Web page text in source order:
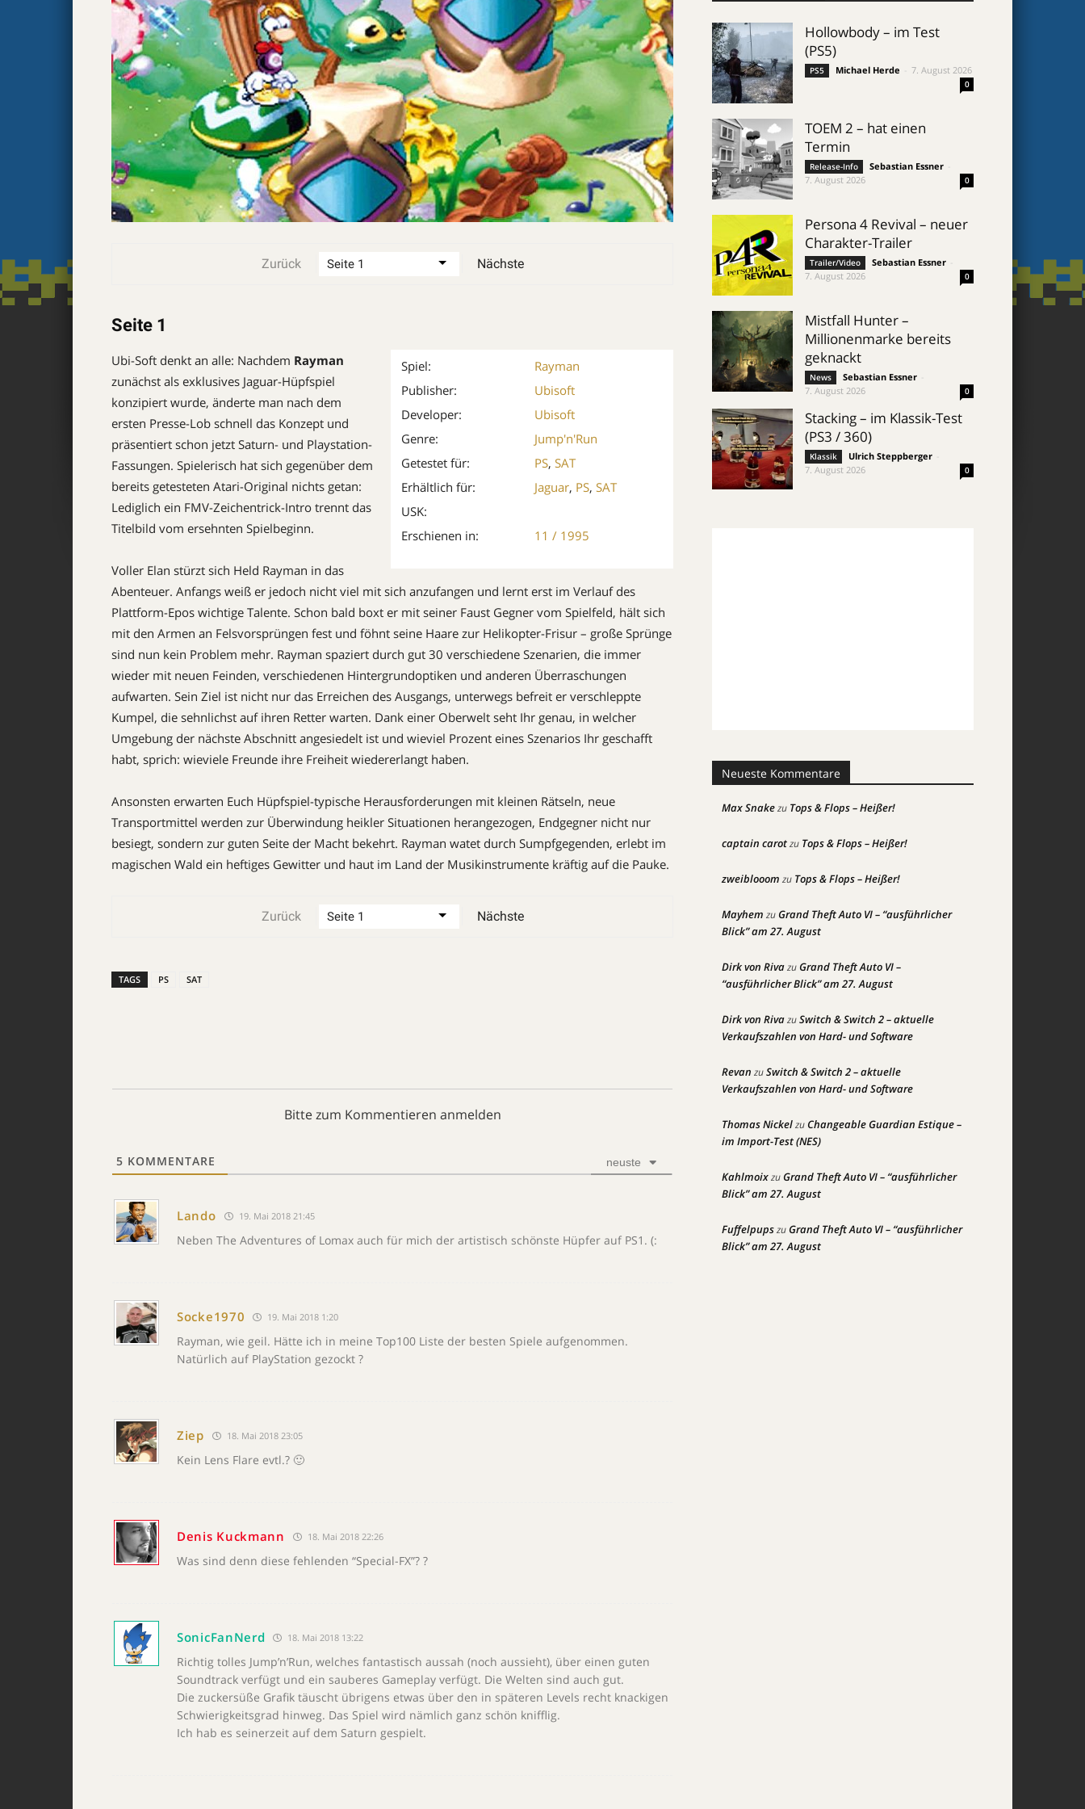
Zurück Nächste
Seite 1
Spiel:
Rayman
Publisher:
Ubisoft
Developer:
Ubisoft
Genre:
Jump'n'Run
Getestet für:
PS, SAT
Erhältlich für:
Jaguar, PS, SAT
USK:
Erschienen in:
11 / 1995
Ubi-Soft denkt an alle: Nachdem Rayman
zunächst als exklusives Jaguar-Hüpfspiel
konzipiert wurde, änderte man nach dem
ersten Presse-Lob schnell das Konzept und
präsentiert schon jetzt Saturn- und Playstation-
Fassungen. Spielerisch hat sich gegenüber dem
bereits getesteten Atari-Original nichts getan:
Lediglich ein FMV-Zeichentrick-Intro trennt das
Titelbild vom ersehnten Spielbeginn.
Voller Elan stürzt sich Held Rayman in das
Abenteuer. Anfangs weiß er jedoch nicht viel mit sich anzufangen und lernt erst im Verlauf des
Plattform-Epos wichtige Talente. Schon bald boxt er mit seiner Faust Gegner vom Spielfeld, hält sich
mit den Armen an Felsvorsprüngen fest und föhnt seine Haare zur Helikopter-Frisur – große Sprünge
sind nun kein Problem mehr. Rayman spaziert durch gut 30 verschiedene Szenarien, die immer
wieder mit neuen Feinden, verschiedenen Hintergrundoptiken und anderen Überraschungen
aufwarten. Sein Ziel ist nicht nur das Erreichen des Ausgangs, unterwegs befreit er verschleppte
Kumpel, die sehnlichst auf ihren Retter warten. Dank einer Oberwelt seht Ihr genau, in welcher
Umgebung der nächste Abschnitt angesiedelt ist und wieviel Prozent eines Szenarios Ihr geschafft
habt, sprich: wieviele Freunde ihre Freiheit wiedererlangt haben.
Ansonsten erwarten Euch Hüpfspiel-typische Herausforderungen mit kleinen Rätseln, neue
Transportmittel werden zur Überwindung heikler Situationen herangezogen, Endgegner nicht nur
besiegt, sondern zur guten Seite der Macht bekehrt. Rayman watet durch Sumpfgegenden, erlebt im
magischen Wald ein heftiges Gewitter und haut im Land der Musikinstrumente kräftig auf die Pauke.
Zurück Nächste
TAGS PS SAT
Bitte zum Kommentieren anmelden
5 KOMMENTARE neuste
Lando 19. Mai 2018 21:45
Neben The Adventures of Lomax auch für mich der artistisch schönste Hüpfer auf PS1. (:
Socke1970 19. Mai 2018 1:20
Rayman, wie geil. Hätte ich in meine Top100 Liste der besten Spiele aufgenommen.
Natürlich auf PlayStation gezockt ?
Ziep 18. Mai 2018 23:05
Kein Lens Flare evtl.? 🙂
Denis Kuckmann 18. Mai 2018 22:26
Was sind denn diese fehlenden “Special-FX”? ?
SonicFanNerd 18. Mai 2018 13:22
Richtig tolles Jump’n’Run, welches fantastisch aussah (noch aussieht), über einen guten
Soundtrack verfügt und ein sauberes Gameplay verfügt. Die Welten sind auch gut.
Die zuckersüße Grafik täuscht übrigens etwas über den in späteren Levels recht knackigen
Schwierigkeitsgrad hinweg. Das Spiel wird nämlich ganz schön knifflig.
Ich hab es seinerzeit auf dem Saturn gespielt.
Hollowbody – im Test
(PS5)
PS5 Michael Herde 7. August 2026
0
TOEM 2 – hat einen
Termin
Release-Info Sebastian Essner
7. August 2026
0
Persona 4 Revival – neuer
Charakter-Trailer
Trailer/Video Sebastian Essner
7. August 2026
0
Mistfall Hunter –
Millionenmarke bereits
geknackt
News Sebastian Essner
7. August 2026
0
Stacking – im Klassik-Test
(PS3 / 360)
Klassik Ulrich Steppberger
7. August 2026
0
Neueste Kommentare
Max Snakezu Tops & Flops – Heißer!
captain carotzu Tops & Flops – Heißer!
zweiblooom zu Tops & Flops – Heißer!
Mayhem zuGrand Theft Auto VI – “ausführlicher
Blick” am 27. August
Dirk von RivazuGrand Theft Auto VI –
“ausführlicher Blick” am 27. August
Dirk von RivazuSwitch & Switch 2 – aktuelle
Verkaufszahlen von Hard- und Software
Revan zuSwitch & Switch 2 – aktuelle
Verkaufszahlen von Hard- und Software
Thomas NickelzuChangeable Guardian Estique –
im Import-Test (NES)
KahlmoixzuGrand Theft Auto VI – “ausführlicher
Blick” am 27. August
FuffelpupszuGrand Theft Auto VI – “ausführlicher
Blick” am 27. August